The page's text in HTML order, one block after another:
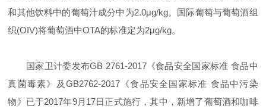
和其他饮料中的葡萄汁成分中为2.0μg/kg。国际葡萄与葡萄酒组
织(OIV)将葡萄酒中OTA的标准定为2μg/kg。
国家卫计委发布GB 2761-2017《食品安全国家标准 食品中
真菌毒素》及GB2762-2017《食品安全国家标准 食品中污染
物》已于2017年9月17日正式施行，其中，新增了葡萄酒和咖啡